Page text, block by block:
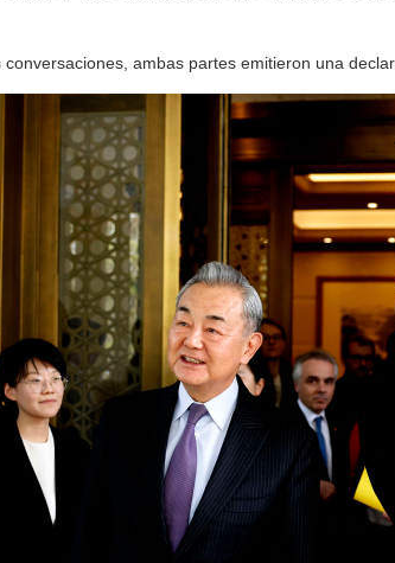
conversaciones, ambas partes emitieron una